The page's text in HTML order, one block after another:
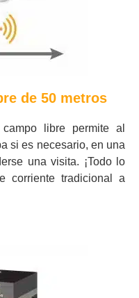
de 50 metros
libre permite al
si es necesario, en una
una visita. ¡Todo lo
corriente tradicional a